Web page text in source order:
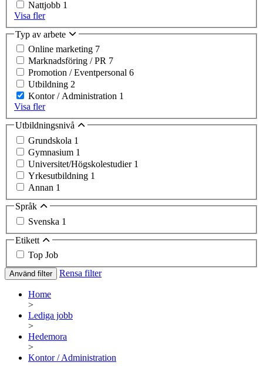
Nattjobb 1
Visa fler
Typ av arbete
Online marketing 7
Marknadsföring / PR 7
Promotion / Eventpersonal 6
Utbildning 2
Kontor / Administration 1
Visa fler
Utbildningsnivå
Grundskola 1
Gymnasium 1
Universitet/Högskolestudier 1
Yrkesutbildning 1
Annan 1
Språk
Svenska 1
Etikett
Top Job
Använd filter Rensa filter
Home
>
Lediga jobb
>
Hedemora
>
Kontor / Administration